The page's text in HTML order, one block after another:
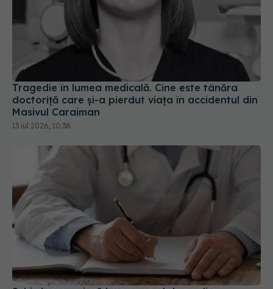
Tragedie în lumea medicală. Cine este tânăra
doctoriță care și-a pierdut viața în accidentul din
Masivul Caraiman
13 iul 2026, 10:38